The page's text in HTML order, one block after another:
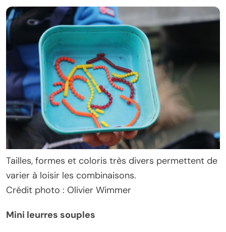
Tailles, formes et coloris très divers permettent de
varier à loisir les combinaisons.
Crédit photo : Olivier Wimmer
Mini leurres souples